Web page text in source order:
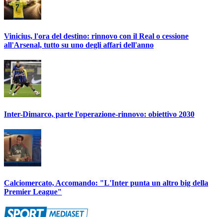
Vinicius, l'ora del destino: rinnovo con il Real o cessione
all'Arsenal, tutto su uno degli affari dell'anno
Inter-Dimarco, parte l'operazione-rinnovo: obiettivo 2030
Calciomercato, Accomando: "L'Inter punta un altro big della
Premier League"